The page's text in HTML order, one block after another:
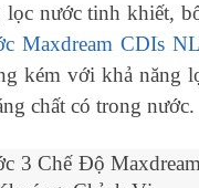
nước tinh khiết,
Maxdream CDIs
kém với khả năng
chất có trong nước.